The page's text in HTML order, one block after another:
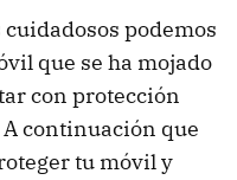
podemos
que se ha mojado
con protección
continuación que
tu móvil y